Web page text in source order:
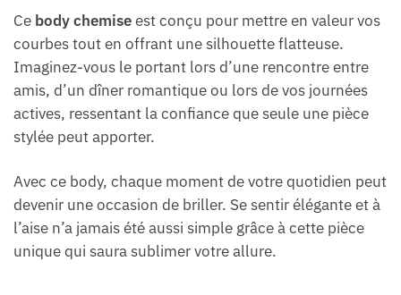
Ce body chemiseest conçu pour mettre en valeur vos
courbes tout en offrant une silhouette flatteuse.
Imaginez-vous le portant lors d’une rencontre entre
amis, d’un dîner romantique ou lors de vos journées
actives, ressentant la confiance que seule une pièce
stylée peut apporter.
Avec ce body, chaque moment de votre quotidien peut
devenir une occasion de briller. Se sentir élégante et à
l’aise n’a jamais été aussi simple grâce à cette pièce
unique qui saura sublimer votre allure.